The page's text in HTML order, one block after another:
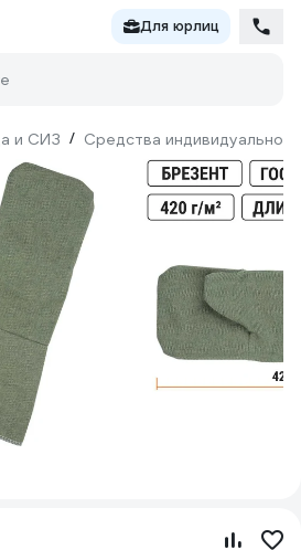
Для юрлиц
и СИЗ / Средства индивидуальной